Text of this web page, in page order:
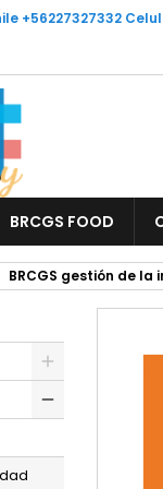
+56227327332
BRCGS FOOD
BRCGS gestión de la